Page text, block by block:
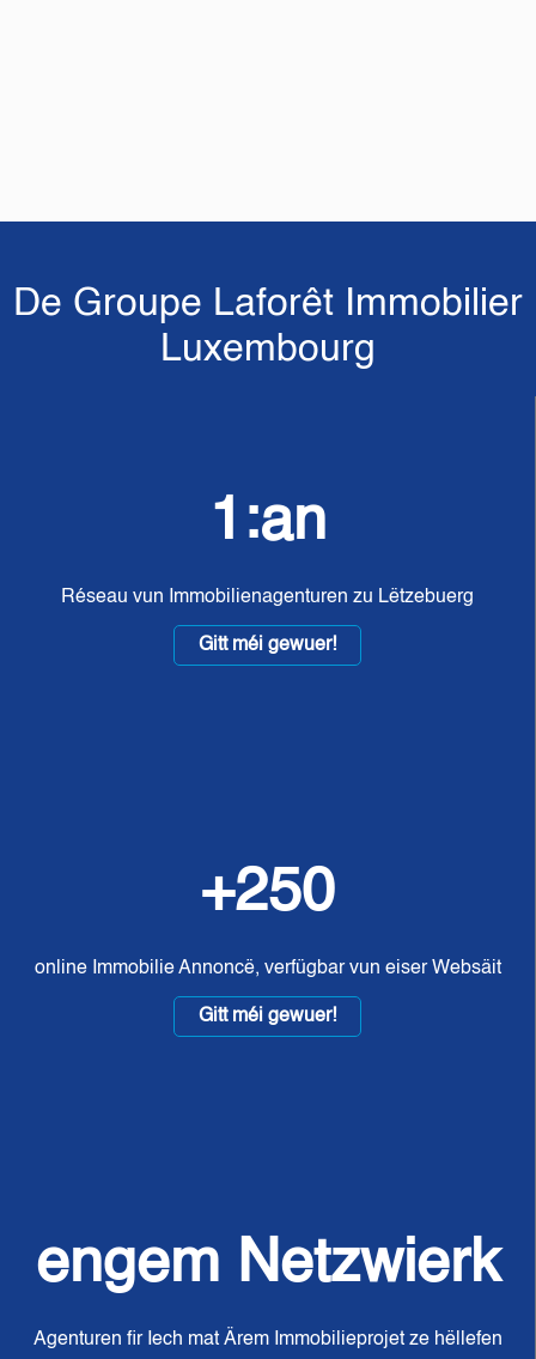
De Groupe Laforêt Immobilier
Luxembourg
1:an
Réseau vun Immobilienagenturen zu Lëtzebuerg
Gitt méi gewuer!
+250
online Immobilie Annoncë, verfügbar vun eiser Websäit
Gitt méi gewuer!
engem Netzwierk
Agenturen fir Iech mat Ärem Immobilieprojet ze hëllefen